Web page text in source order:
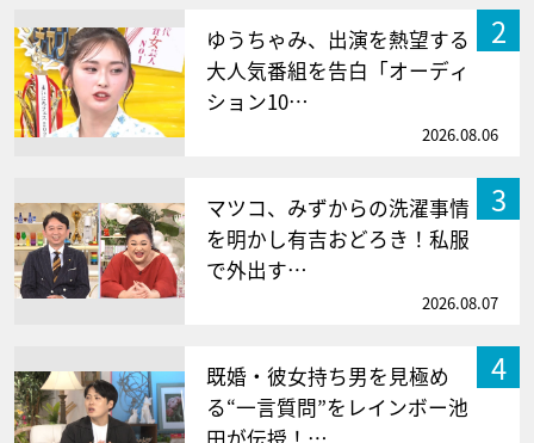
2
ゆうちゃみ、出演を熱望する
大人気番組を告白「オーディ
ション10…
2026.08.06
3
マツコ、みずからの洗濯事情
を明かし有吉おどろき！私服
で外出す…
2026.08.07
4
既婚・彼女持ち男を見極め
る“一言質問”をレインボー池